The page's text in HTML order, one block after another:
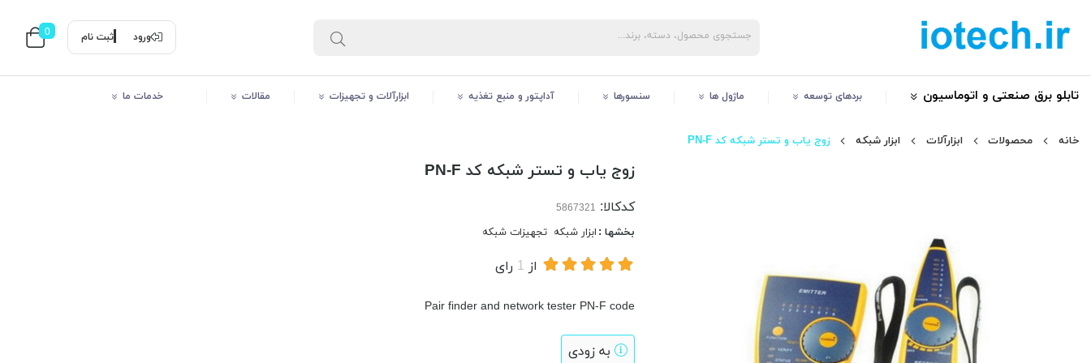
ورود ثبت نام 0
تابلو برق صنعتی و اتوماسیون بردهای توسعه ماژول ها سنسورها آداپتور و منبع تغذیه ابزارآلات و تجهیزات مقالات خدمات ما
خانه محصولات ابزارآلات ابزار شبکه زوج یاب و تستر شبکه کد PN-F
زوج یاب و تستر شبکه کد PN-F
کدکالا:
بخشها : ابزار شبکه تجهیزات شبکه
از 1 رای
Pair finder and network tester PN-F code
به زودی